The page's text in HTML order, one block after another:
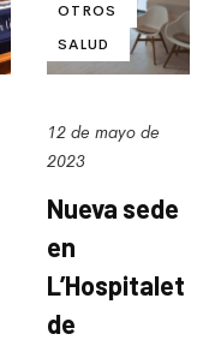
OTROS
SALUD
12 de mayo de
2023
Nueva sede
en
L’Hospitalet
de